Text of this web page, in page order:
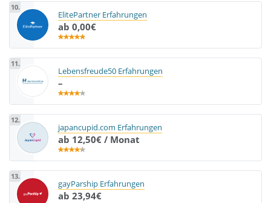
10.
ElitePartner Erfahrungen
ab 0,00€
11.
Lebensfreude50 Erfahrungen
–
12.
japancupid.com Erfahrungen
ab 12,50€ / Monat
13.
gayParship Erfahrungen
ab 23,94€